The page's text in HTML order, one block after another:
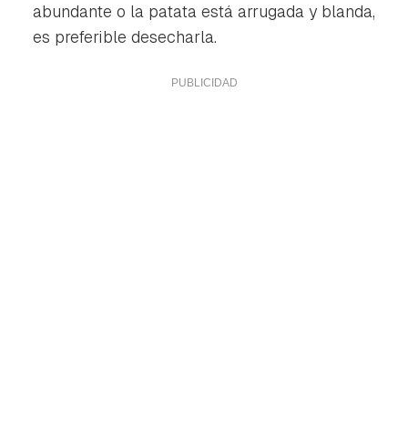
abundante o la patata está arrugada y blanda,
es preferible desecharla.